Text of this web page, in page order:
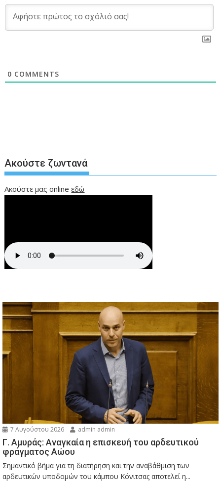
0 COMMENTS
Ακούστε ζωντανά
Ακούστε μας onlineεδώ
7 Αυγούστου 2026 admin admin
Γ. Αμυράς: Αναγκαία η επισκευή του αρδευτικού
φράγματος Αώου
Σημαντικό βήμα για τη διατήρηση και την αναβάθμιση των
αρδευτικών υποδομών του κάμπου Κόνιτσας αποτελεί η...